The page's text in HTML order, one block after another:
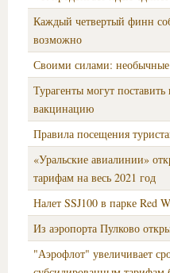
Каждый четвертый финн
возможно
Своими силами: необычные
Турагенты могут
вакцинацию
Правила посещения
«Уральские авиалинии»
тарифам на весь 2021 год
Налет SSJ100 в парке Red
Из аэропорта Пулково
"Аэрофлот" увеличивает